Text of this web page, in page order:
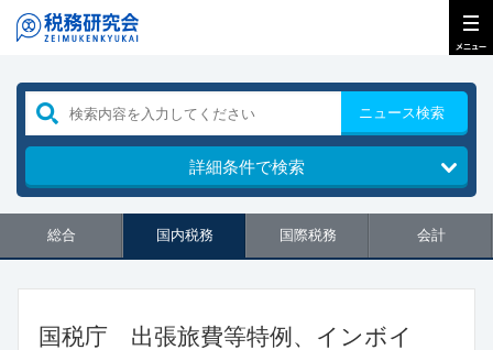
ニュース検索
詳細条件で検索
総合 国内税務 国際税務 会計
国税庁 出張旅費等特例、インボイ